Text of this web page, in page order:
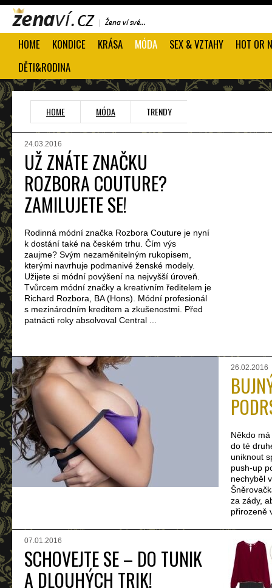
HOME KONDICE KRÁSA MÓDA SEX & VZTAHY
HOT OR
DĚTI&RODINA
HOME MÓDA TRENDY
24.03.2016
UŽ ZNÁTE ZNAČKU
ROZBORA COUTURE?
ZAMILUJETE SE!
Rodinná módní značka Rozbora Couture je nyní
k dostání také na českém trhu. Čím výs
zaujme? Svým nezaměnitelným rukopisem,
kterými navrhuje podmanivé ženské modely.
Užijete si módní povýšení na nejvyšší úroveň.
Tvůrcem módní značky a kreativním ředitelem je
Richard Rozbora, BA (Hons). Módní profesionál
s mezinárodním kreditem a zkušenostmi. Před
patnácti roky absolvoval Central ...
26.02.2016
Někdo
do té
uniknout
push-up
nechyběl
za zády,
přirozeně
07.01.2016
SCHOVEJTE SE – DO TUNIK
A DLOUHÝCH TRIK!